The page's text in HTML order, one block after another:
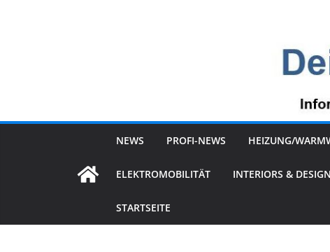
NEWS PROFI-NEWS HEIZUNG/
ELEKTROMOBILITÄT INTERIORS & DESIGN
STARTSEITE